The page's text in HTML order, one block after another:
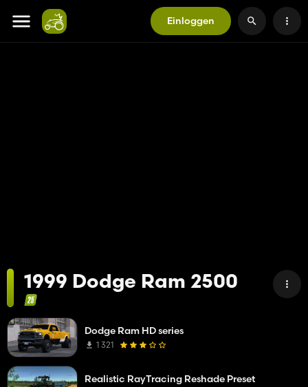
Einloggen
1999 Dodge Ram 2500
Dodge Ram HD series
1 321
Realistic RayTracing Reshade Preset